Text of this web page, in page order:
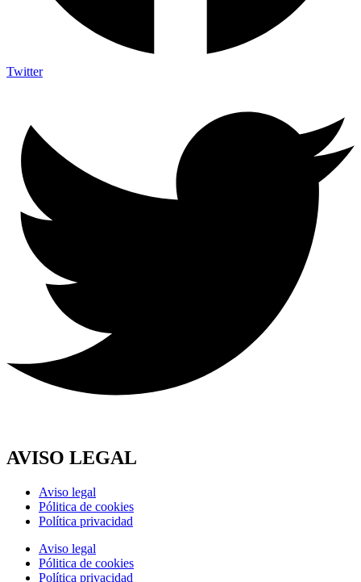
Twitter
AVISO LEGAL
Aviso legal
Pólitica de cookies
Política privacidad
Aviso legal
Pólitica de cookies
Política privacidad